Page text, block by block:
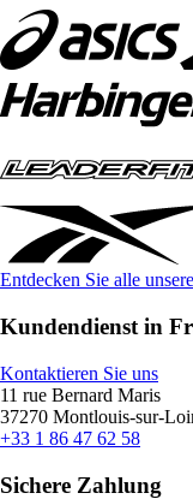
Entdecken Sie alle
Kundendienst in
Kontaktieren Sie uns
11 rue Bernard Maris
37270 Montlouis-sur-
+33 1 86 47 62 58
Sichere Zahlung